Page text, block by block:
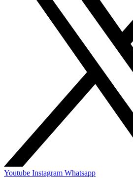
Youtube Instagram Whatsapp